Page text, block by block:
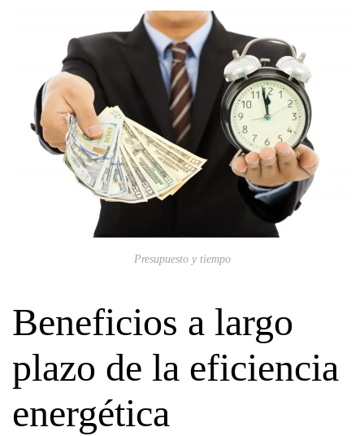
Presupuesto y tiempo
Beneficios a largo
plazo de la eficiencia
energética